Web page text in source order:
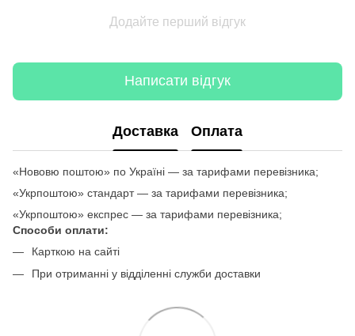
Додайте перший відгук
Написати відгук
Доставка Оплата
«Нововю поштою» по Україні — за тарифами перевізника;
«Укрпоштою» стандарт — за тарифами перевізника;
«Укрпоштою» експрес — за тарифами перевізника;
Способи оплати:
Карткою на сайті
При отриманні у відділенні служби доставки